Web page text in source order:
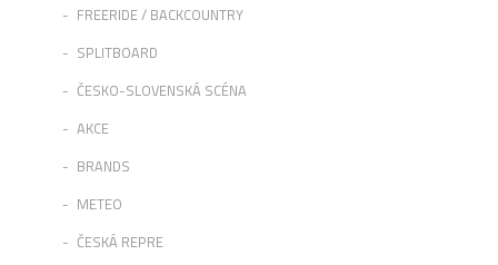
FREERIDE / BACKCOUNTRY
SPLITBOARD
ČESKO-SLOVENSKÁ SCÉNA
AKCE
BRANDS
METEO
ČESKÁ REPRE